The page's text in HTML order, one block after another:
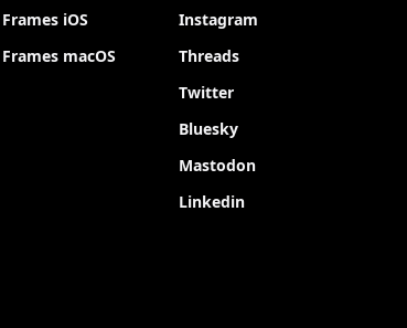
Frames iOS
Frames macOS
Instagram
Threads
Twitter
Bluesky
Mastodon
Linkedin